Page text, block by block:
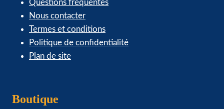
Questions fréquentes
Nous contacter
Termes et conditions
Politique de confidentialité
Plan de site
Boutique